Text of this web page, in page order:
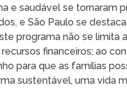
e saudável se tornaram
e São Paulo se
programa não se limita
financeiros; ao
para que as famílias
sustentável, uma vida